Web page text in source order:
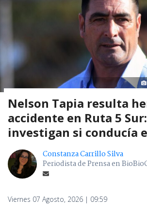
Nelson Tapia resulta
accidente en Ruta 5 Sur:
investigan si conducía
Constanza Carrillo Silva
Periodista de Prensa en
Viernes 07 Agosto, 2026 | 09:59